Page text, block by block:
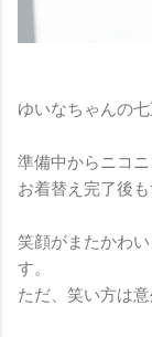
ゆいなちゃんの七
準備中からニコ
お着替え完了後も
笑顔がまたかわ
す。
ただ、笑い方は